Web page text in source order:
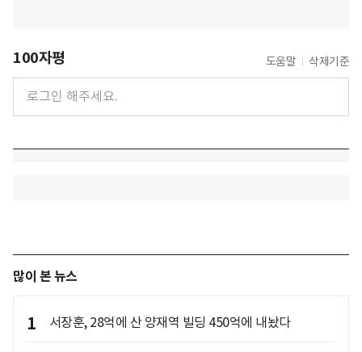
100자평 도움말 삭제기준
많이 본 뉴스
1 서장훈, 28억에 산 양재역 빌딩 450억에 내놨다